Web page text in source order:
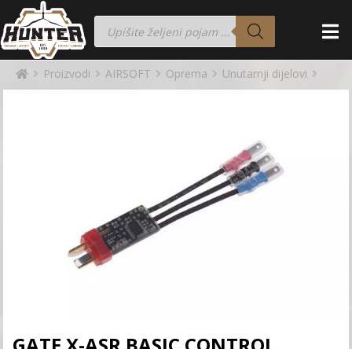
Proizvodi AIRSOFT Oprema Unutarnji dijelovi